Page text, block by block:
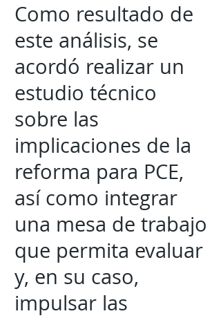
Como resultado de
este análisis, se
acordó realizar un
estudio técnico
sobre las
implicaciones de la
reforma para PCE,
así como integrar
una mesa de trabajo
que permita evaluar
y, en su caso,
impulsar las